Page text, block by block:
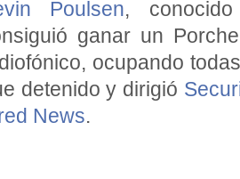
Poulsen,
ganar un
ocupando
detenido y dirigió
News.